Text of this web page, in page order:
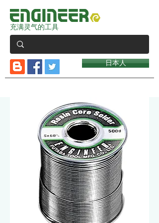
充满灵气的工具
日本人